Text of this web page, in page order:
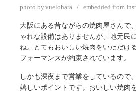
photo by vuelohara / embedded from
大阪にある昔ながらの焼肉屋さんで
ゃれな設備はありませんが、地元民
ね。とてもおいしい焼肉をいただけ
フォーマンスが約束されています。
しかも深夜まで営業をしているので
嬉しいポイントです。おいしい焼肉